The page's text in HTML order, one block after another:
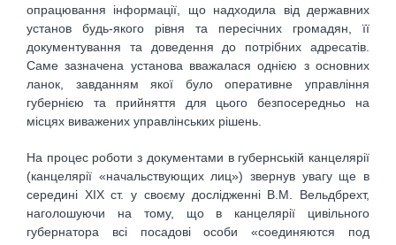
опрацювання інформації, що надходила від державних
установ будь-якого рівня та пересічних громадян, її
документування та доведення до потрібних адресатів.
Саме зазначена установа вважалася однією з основних
ланок, завданням якої було оперативне управління
губернією та прийняття для цього безпосередньо на
місцях виважених управлінських рішень.
На процес роботи з документами в губернській канцелярії
(канцелярії «начальствующих лиц») звернув увагу ще в
середині ХІХ ст. у своєму дослідженні В.М. Вельдбрехт,
наголошуючи на тому, що в канцелярії цивільного
губернатора всі посадові особи «соединяются под